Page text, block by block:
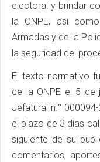
electoral y brindar
la ONPE, así
Armadas y de la
la seguridad del
El texto normativo
de la ONPE el 5 de
Jefatural n.°
el plazo de 3 días
siguiente de su
comentarios,